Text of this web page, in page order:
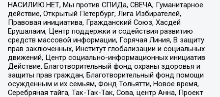
НАСИЛИЮ.НЕТ, Мы против СПИДа, СВЕЧА, Гуманитарное
действие, Открытый Петербург, Лига Избирателей,
Правовая инициатива, Гражданский Союз, Хасдей
Ерушалаим, Центр поддержки и содействия развитию
средств массовой информации, Горячая Линия, В защиту
прав заключенных, Институт глобализации и социальных
движений, Центр социально-информационных инициатив
Действие, Благотворительный фонд охраны здоровья и
защиты прав граждан, Благотворительный фонд помощи
осужденным и их семьям, Фонд Тольятти, Новое время,
Серебряная тайга, Так-Так-Так, Сова, центр Анна, Проект